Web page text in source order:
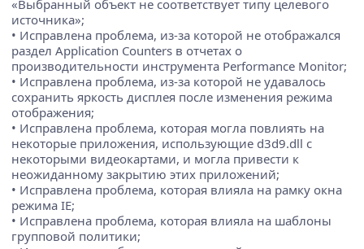
«Выбранный объект не соответствует типу целевого
источника»;
• Исправлена проблема, из-за которой не отображался
раздел Application Counters в отчетах о
производительности инструмента Performance Monitor;
• Исправлена проблема, из-за которой не удавалось
сохранить яркость дисплея после изменения режима
отображения;
• Исправлена проблема, которая могла повлиять на
некоторые приложения, использующие d3d9.dll с
некоторыми видеокартами, и могла привести к
неожиданному закрытию этих приложений;
• Исправлена проблема, которая влияла на рамку окна
режима IE;
• Исправлена проблема, которая влияла на шаблоны
групповой политики;